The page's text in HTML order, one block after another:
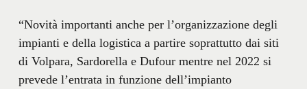
“Novità importanti anche per l’organizzazione degli
impianti e della logistica a partire soprattutto dai siti
di Volpara, Sardorella e Dufour mentre nel 2022 si
prevede l’entrata in funzione dell’impianto